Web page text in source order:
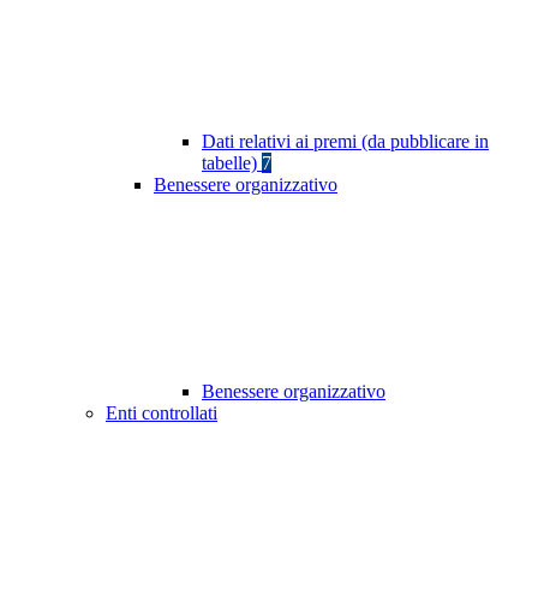
Dati relativi ai premi (da pubblicare in
tabelle) 7
Benessere organizzativo
Benessere organizzativo
Enti controllati